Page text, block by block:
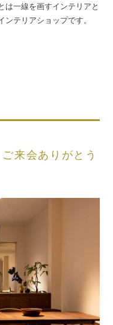
は一線を画すインテリアと
テリアショップです。
来会ありがとう